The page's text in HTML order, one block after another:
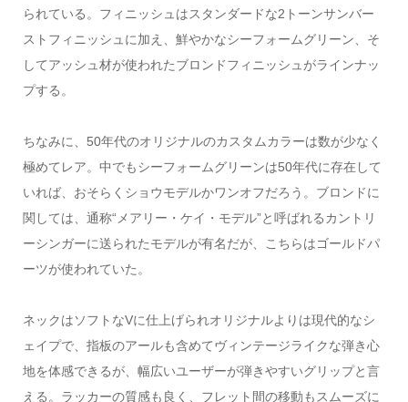
られている。フィニッシュはスタンダードな2トーンサンバー
ストフィニッシュに加え、鮮やかなシーフォームグリーン、そ
してアッシュ材が使われたブロンドフィニッシュがラインナッ
プする。
ちなみに、50年代のオリジナルのカスタムカラーは数が少なく
極めてレア。中でもシーフォームグリーンは50年代に存在して
いれば、おそらくショウモデルかワンオフだろう。ブロンドに
関しては、通称“メアリー・ケイ・モデル”と呼ばれるカントリ
ーシンガーに送られたモデルが有名だが、こちらはゴールドパ
ーツが使われていた。
ネックはソフトなVに仕上げられオリジナルよりは現代的なシ
ェイプで、指板のアールも含めてヴィンテージライクな弾き心
地を体感できるが、幅広いユーザーが弾きやすいグリップと言
える。ラッカーの質感も良く、フレット間の移動もスムーズに